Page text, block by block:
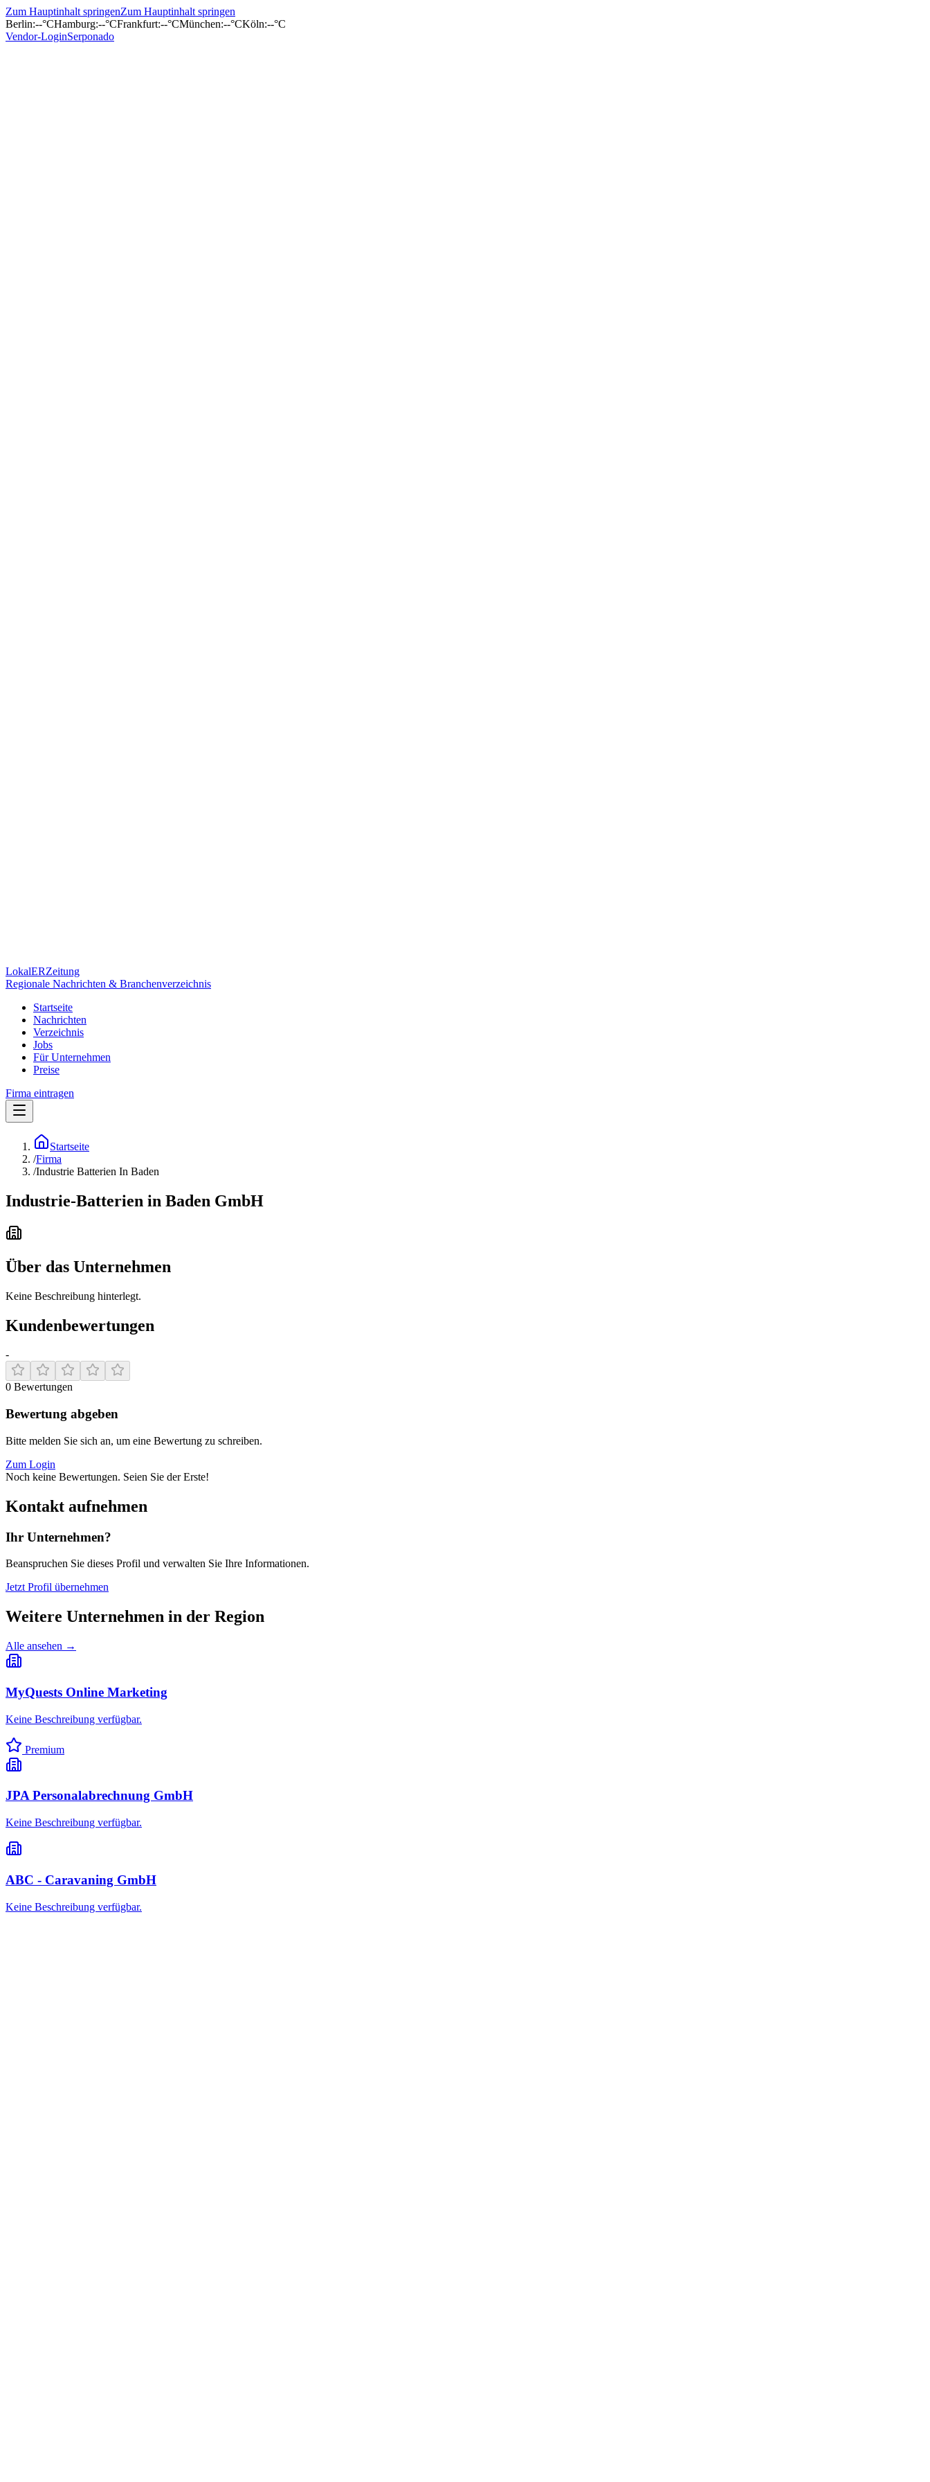
Zum Hauptinhalt springenZum Hauptinhalt springen
Berlin:--°CHamburg:--°CFrankfurt:--°CMünchen:--°CKöln:--°C
Vendor-LoginSerponado
LokalERZeitung
Regionale Nachrichten & Branchenverzeichnis
Startseite
Nachrichten
Verzeichnis
Jobs
Für Unternehmen
Preise
Firma eintragen
Startseite
/Firma
/Industrie Batterien In Baden
Industrie-Batterien in Baden GmbH
Über das Unternehmen
Keine Beschreibung hinterlegt.
Kundenbewertungen
-
0 Bewertungen
Bewertung abgeben
Bitte melden Sie sich an, um eine Bewertung zu schreiben.
Zum Login
Noch keine Bewertungen. Seien Sie der Erste!
Kontakt aufnehmen
Ihr Unternehmen?
Beanspruchen Sie dieses Profil und verwalten Sie Ihre Informationen.
Jetzt Profil übernehmen
Weitere Unternehmen in der Region
Alle ansehen →
MyQuests Online Marketing
Keine Beschreibung verfügbar.
Premium
JPA Personalabrechnung GmbH
Keine Beschreibung verfügbar.
ABC - Caravaning GmbH
Keine Beschreibung verfügbar.